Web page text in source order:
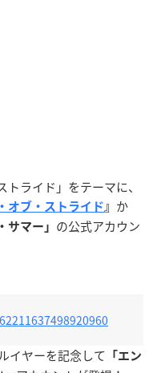
トライド 」をテーマに、
オブ・ストライド 』 か
サマー」 の公式アカウン
イヤーを記念して 「エン